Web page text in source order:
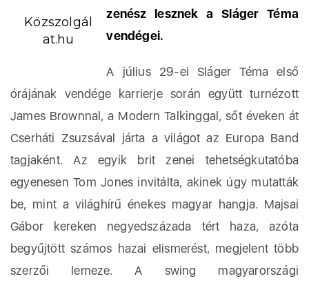
Közszolgál
at.hu
zenész lesznek a Sláger Téma
vendégei.
A július 29-ei Sláger Téma első
órájának vendége karrierje során együtt turnézott
James Brownnal, a Modern Talkinggal, sőt éveken át
Cserháti Zsuzsával járta a világot az Europa Band
tagjaként. Az egyik brit zenei tehetségkutatóba
egyenesen Tom Jones invitálta, akinek úgy mutatták
be, mint a világhírű énekes magyar hangja. Majsai
Gábor kereken negyedszázada tért haza, azóta
begyűjtött számos hazai elismerést, megjelent több
szerzői lemeze. A swing magyarországi